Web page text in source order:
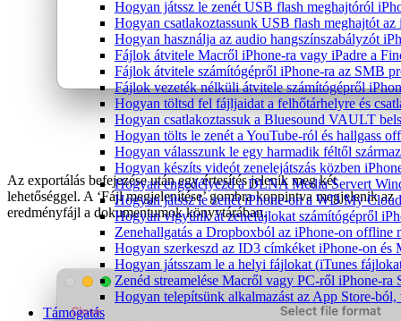
Hogyan játssz le zenét USB flash meghajtóról
Hogyan csatlakoztassunk USB flash meghajtót
Hogyan használja az audio hangszínszabályzót
Fájlok átvitele Macről iPhone-ra vagy iPadre a
Fájlok átvitele számítógépről iPhone-ra az SMB
Fájlok vezeték nélküli átvitele számítógépről
Hogyan töltsd fel fájljaidat a felhőtárhelyre és
Hogyan csatlakoztassuk a Bluesound VAULT
Hogyan tölts le zenét a YouTube-ról és hallgass
Hogyan válasszunk le egy harmadik féltől
Hogyan készíts videót zenelejátszás közben
Hogyan engedélyezd a DLNA Media Servert
Hogyan játssz le zenét iPhone-on a WD My
Hogyan vigyünk át zenefájlokat számítógépről
Zenehallgatás a Dropboxból az iPhone-on offline
Hogyan szerkeszd az ID3 címkéket iPhone-on és
Hogyan játsszam le a helyi fájlokat (iTunes
Zenéd streamelése Macről vagy PC-ről iPhone-ra
Hogyan telepítsünk alkalmazást az App Store-
Támogatás
Az exportálás befejezése után egy értesítés jelenik meg két
lehetőséggel. A ‘Fájl megjelenítése’ gombra koppintva megjelenik az
eredményfájl a dokumentumok könyvtárában.